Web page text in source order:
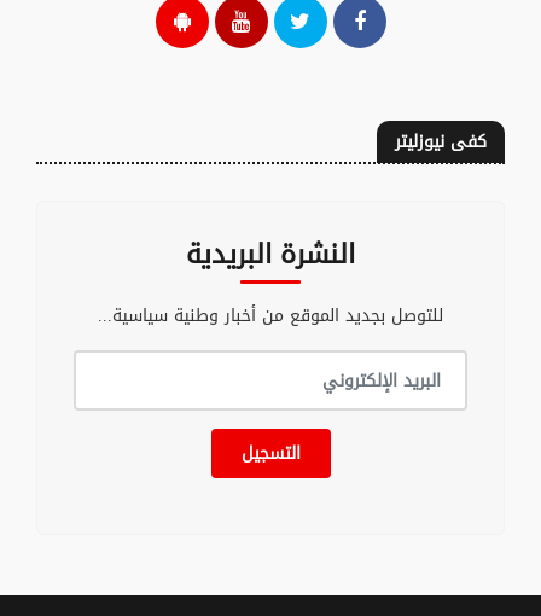
كفى نيوزليتر
النشرة البريدية
للتوصل بجديد الموقع من أخبار وطنية سياسية...
التسجيل